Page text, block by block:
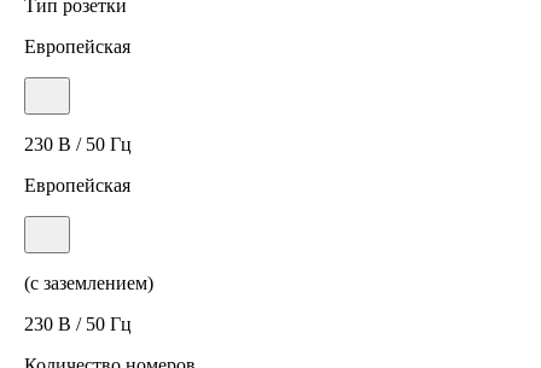
Тип розетки
Европейская
230 В / 50 Гц
Европейская
(с заземлением)
230 В / 50 Гц